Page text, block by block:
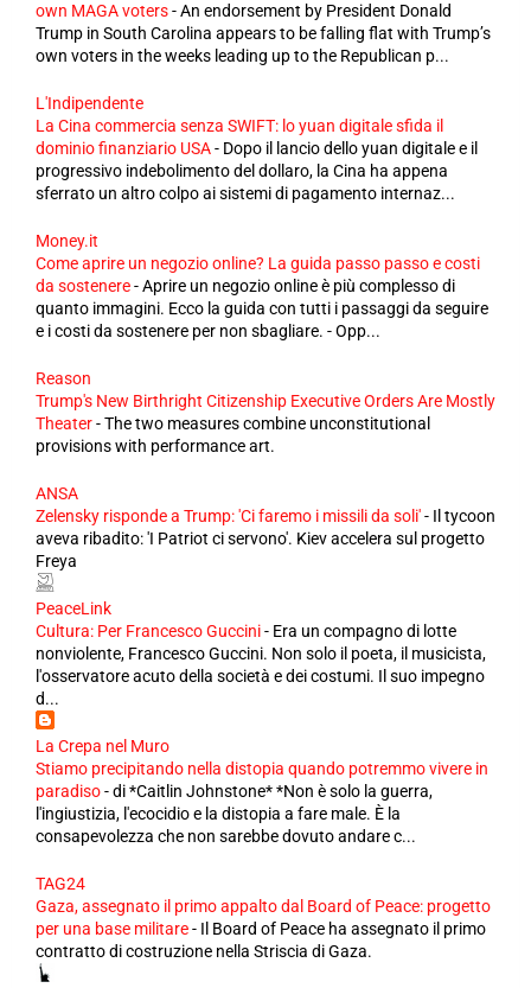
own MAGA voters-An endorsement by President Donald
Trump in South Carolina appears to be falling flat with Trump’s
own voters in the weeks leading up to the Republican p...
L'Indipendente
La Cina commercia senza SWIFT: lo yuan digitale sfida il
dominio finanziario USA- Dopo il lancio dello yuan digitale e il
progressivo indebolimento del dollaro, la Cina ha appena
sferrato un altro colpo ai sistemi di pagamento internaz...
Money.it
Come aprire un negozio online? La guida passo passo e costi
da sostenere-Aprire un negozio online è più complesso di
quanto immagini. Ecco la guida con tutti i passaggi da seguire
e i costi da sostenere per non sbagliare. - Opp...
Reason
Trump's New Birthright Citizenship Executive Orders Are Mostly
Theater-The two measures combine unconstitutional
provisions with performance art.
ANSA
Zelensky risponde a Trump: 'Ci faremo i missili da soli'- Il tycoon
aveva ribadito: 'I Patriot ci servono'. Kiev accelera sul progetto
Freya
PeaceLink
Cultura: Per Francesco Guccini- Era un compagno di lotte
nonviolente, Francesco Guccini. Non solo il poeta, il musicista,
l'osservatore acuto della società e dei costumi. Il suo impegno
d...
La Crepa nel Muro
Stiamo precipitando nella distopia quando potremmo vivere in
paradiso-di *Caitlin Johnstone* *Non è solo la guerra,
l'ingiustizia, l'ecocidio e la distopia a fare male. È la
consapevolezza che non sarebbe dovuto andare c...
TAG24
Gaza, assegnato il primo appalto dal Board of Peace: progetto
per una base militare- Il Board of Peace ha assegnato il primo
contratto di costruzione nella Striscia di Gaza.